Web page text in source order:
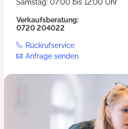
Samstag: 07:00 bis 12:00 Uhr
Verkaufsberatung:
0720 204022
Rückrufservice
Anfrage senden